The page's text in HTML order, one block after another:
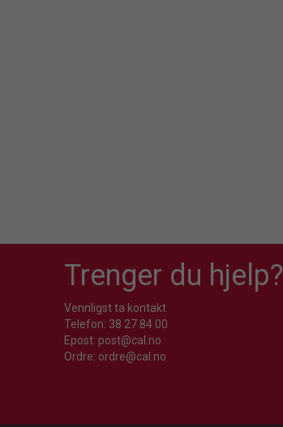
Trenger du hjelp?
Vennligst ta kontakt
Telefon: 38 27 84 00
Epost: post@cal.no
Ordre: ordre@cal.no